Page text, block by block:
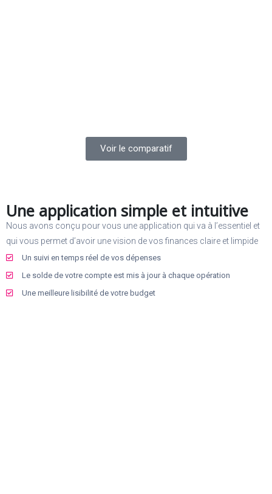
Voir le comparatif
Une application simple et intuitive
Nous avons conçu pour vous une application qui va à l’essentiel et
qui vous permet d’avoir une vision de vos finances claire et limpide
Un suivi en temps réel de vos dépenses
Le solde de votre compte est mis à jour à chaque opération
Une meilleure lisibilité de votre budget